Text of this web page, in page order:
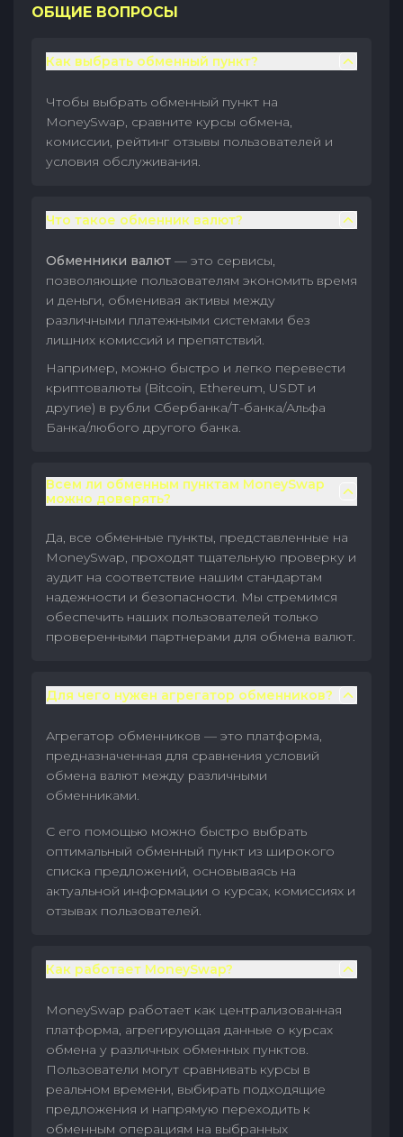
ОБЩИЕ ВОПРОСЫ
Как выбрать обменный пункт?
Чтобы выбрать обменный пункт на
MoneySwap, сравните курсы обмена,
комиссии, рейтинг отзывы пользователей и
условия обслуживания.
Что такое обменник валют?
Обменники валют — это сервисы,
позволяющие пользователям экономить время
и деньги, обменивая активы между
различными платежными системами без
лишних комиссий и препятствий.
Например, можно быстро и легко перевести
криптовалюты (Bitcoin, Ethereum, USDT и
другие) в рубли Сбербанка/Т-банка/Альфа
Банка/любого другого банка.
Всем ли обменным пунктам MoneySwap
можно доверять?
Да, все обменные пункты, представленные на
MoneySwap, проходят тщательную проверку и
аудит на соответствие нашим стандартам
надежности и безопасности. Мы стремимся
обеспечить наших пользователей только
проверенными партнерами для обмена валют.
Для чего нужен агрегатор обменников?
Агрегатор обменников — это платформа,
предназначенная для сравнения условий
обмена валют между различными
обменниками.
С его помощью можно быстро выбрать
оптимальный обменный пункт из широкого
списка предложений, основываясь на
актуальной информации о курсах, комиссиях и
отзывах пользователей.
Как работает MoneySwap?
MoneySwap работает как централизованная
платформа, агрегирующая данные о курсах
обмена у различных обменных пунктов.
Пользователи могут сравнивать курсы в
реальном времени, выбирать подходящие
предложения и напрямую переходить к
обменным операциям на выбранных